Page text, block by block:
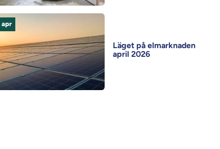
apr
Läget på elmarknaden
april 2026